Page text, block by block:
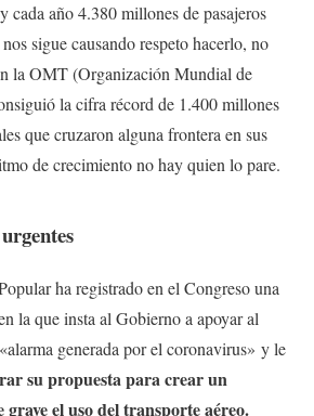
cada año 4.380 millones de pasajeros
sigue causando respeto hacerlo, no
la OMT (Organización Mundial de
la cifra récord de 1.400 millones
que cruzaron alguna frontera en sus
de crecimiento no hay quien lo pare.
ha registrado en el Congreso una
la que insta al Gobierno a apoyar al
generada por el coronavirus» y le
su propuesta para crear un
grave el uso del transporte aéreo.